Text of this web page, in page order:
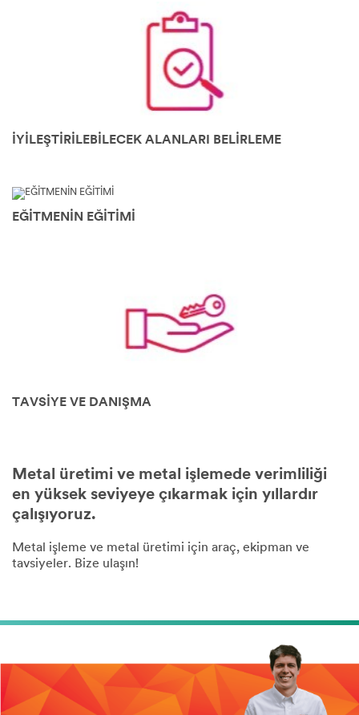
İYİLEŞTİRİLEBİLECEK ALANLARI BELİRLEME
EĞİTMENİN EĞİTİMİ
TAVSİYE VE DANIŞMA
Metal üretimi ve metal işlemede verimliliği
en yüksek seviyeye çıkarmak için yıllardır
çalışıyoruz.
Metal işleme ve metal üretimi için araç, ekipman ve
tavsiyeler. Bize ulaşın!